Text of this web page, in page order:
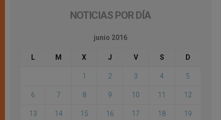
NOTICIAS POR DÍA
junio 2016
L M X J V S D
1 2 3 4 5
6 7 8 9 10 11 12
13 14 15 16 17 18 19